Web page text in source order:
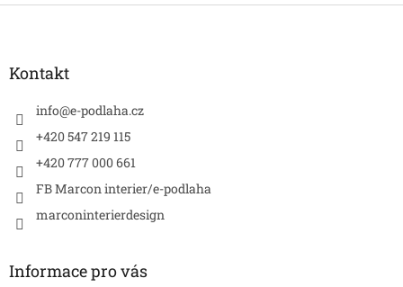
Z
Kontakt
info@e-podlaha.cz
+420 547 219 115
+420 777 000 661
FB Marcon interier/e-podlaha
marconinterierdesign
Informace pro vás